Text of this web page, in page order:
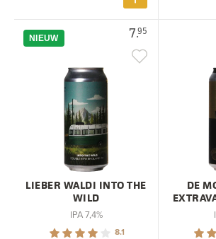
7.95
NIEUW
LIEBER WALDI INTO THE
WILD
IPA 7,4%
8.1
DE